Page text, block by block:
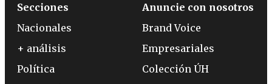
Secciones
Nacionales
+ análisis
Política
Anuncie con nosotros
Brand Voice
Empresariales
Colección ÚH